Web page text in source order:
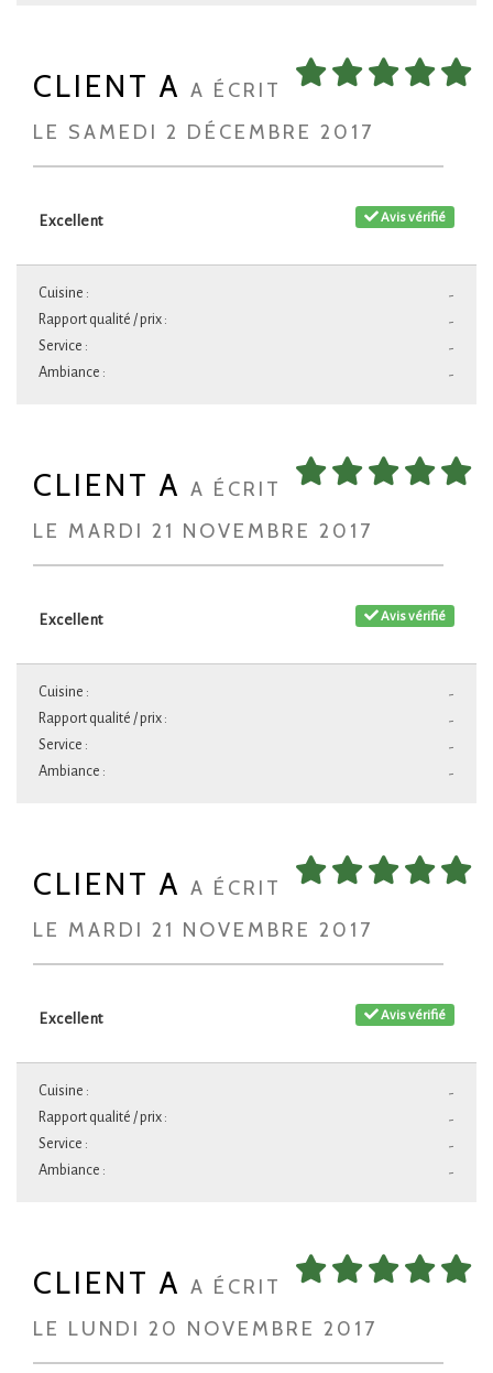
CLIENT A A ÉCRIT
LE SAMEDI 2 DÉCEMBRE 2017
Avis vérifié
Excellent
-
Cuisine :
-
Rapport qualité / prix :
-
Service :
-
Ambiance :
CLIENT A A ÉCRIT
LE MARDI 21 NOVEMBRE 2017
Avis vérifié
Excellent
-
Cuisine :
-
Rapport qualité / prix :
-
Service :
-
Ambiance :
CLIENT A A ÉCRIT
LE MARDI 21 NOVEMBRE 2017
Avis vérifié
Excellent
-
Cuisine :
-
Rapport qualité / prix :
-
Service :
-
Ambiance :
CLIENT A A ÉCRIT
LE LUNDI 20 NOVEMBRE 2017